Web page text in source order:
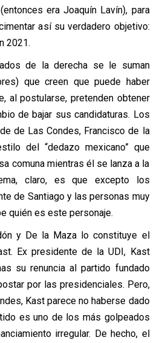
era Joaquín Lavín), para
así su verdadero objetivo:
2021.
de la derecha se le suman
que creen que puede haber
al postularse, pretenden obtener
de bajar sus candidaturas. Los
de Las Condes, Francisco de la
del “dedazo mexicano” que
comuna mientras él se lanza a la
claro, es que excepto los
de Santiago y las personas muy
quién es este personaje.
y De la Maza lo constituye el
Ex presidente de la UDI, Kast
su renuncia al partido fundado
por las presidenciales. Pero,
Kast parece no haberse dado
es uno de los más golpeados
irregular. De hecho, el